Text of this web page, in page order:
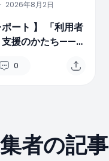
· 2026年8月2日
ポート 】 「利用者
援のかたち——福
0
者の記事